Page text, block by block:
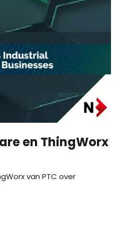
en ThingWorx
van PTC over